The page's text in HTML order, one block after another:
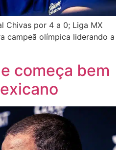
Chivas por 4 a 0; Liga MX
campeã olímpica liderando a
começa bem